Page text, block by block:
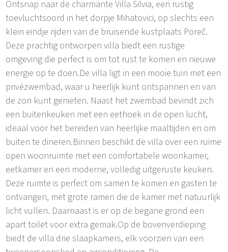
Ontsnap naar de charmante Villa Silvia, een rustig
toevluchtsoord in het dorpje Mihatovici, op slechts een
klein eindje rijden van de bruisende kustplaats Poreč.
Deze prachtig ontworpen villa biedt een rustige
omgeving die perfect is om tot rust te komen en nieuwe
energie op te doen.De villa ligt in een mooie tuin met een
privézwembad, waar u heerlijk kunt ontspannen en van
de zon kunt genieten. Naast het zwembad bevindt zich
een buitenkeuken met een eethoek in de open lucht,
ideaal voor het bereiden van heerlijke maaltijden en om
buiten te dineren.Binnen beschikt de villa over een ruime
open woonruimte met een comfortabele woonkamer,
eetkamer en een moderne, volledig uitgeruste keuken.
Deze ruimte is perfect om samen te komen en gasten te
ontvangen, met grote ramen die de kamer met natuurlijk
licht vullen. Daarnaast is er op de begane grond een
apart toilet voor extra gemak.Op de bovenverdieping
biedt de villa drie slaapkamers, elk voorzien van een